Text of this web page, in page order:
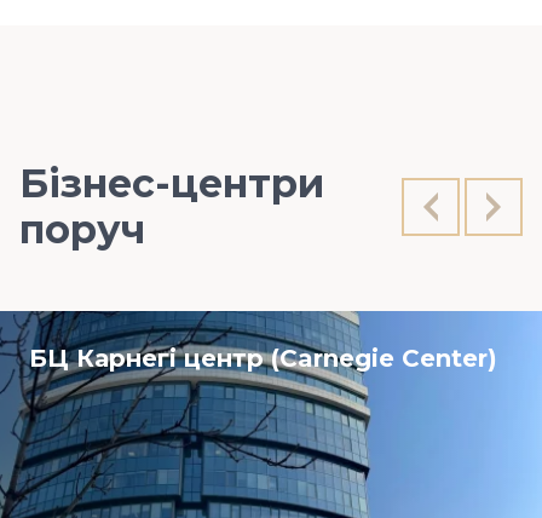
Бізнес-центри
поруч
БЦ Карнегі центр (Carnegie Center)